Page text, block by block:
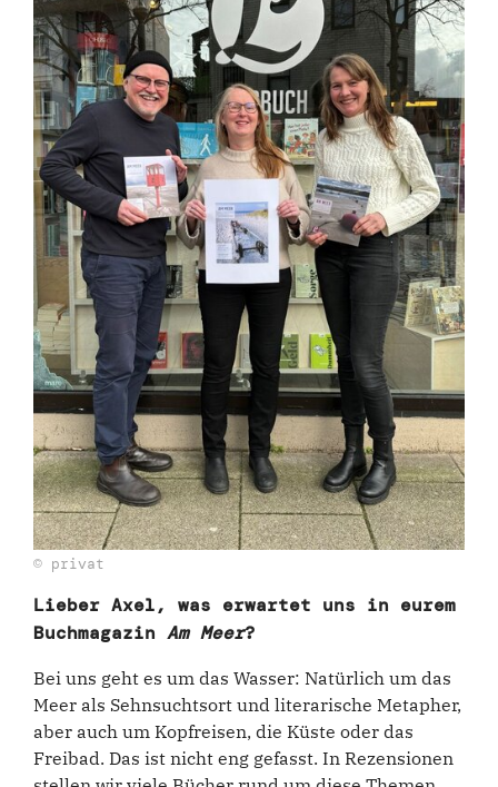
© privat
Lieber Axel, was erwartet uns in eurem
Buchmagazin Am Meer?
Bei uns geht es um das Wasser: Natürlich um das
Meer als Sehnsuchtsort und literarische Metapher,
aber auch um Kopfreisen, die Küste oder das
Freibad. Das ist nicht eng gefasst. In Rezensionen